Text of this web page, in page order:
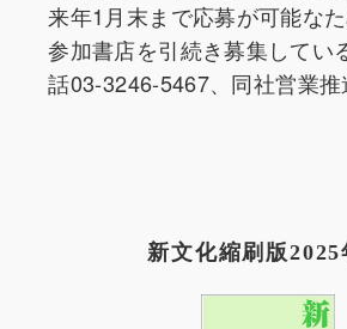
来年1月末まで応募が可能な
参加書店を引続き募集してい
話03-3246-5467、同社営業推
新文化縮刷版2025